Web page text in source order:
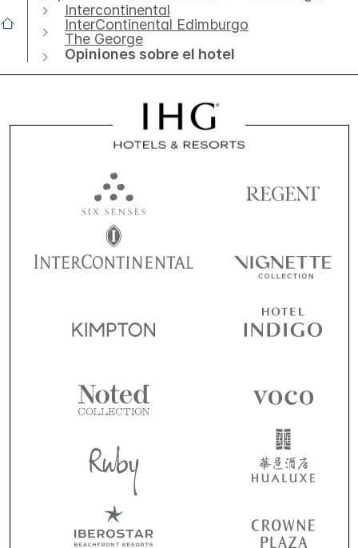
Intercontinental
InterContinental Edimburgo
The George
Opiniones sobre el hotel